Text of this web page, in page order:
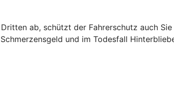
ab, schützt der Fahrerschutz auch
und im Todesfall